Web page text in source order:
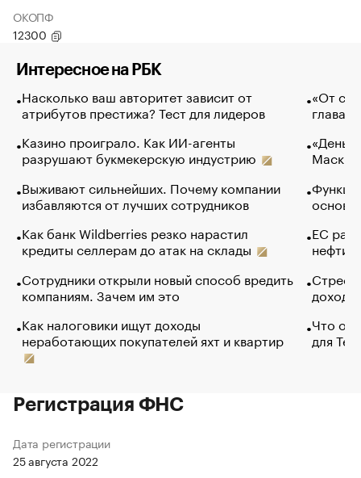
ОКОПФ
12300
Интересное на РБК
Насколько ваш авторитет зависит от
атрибутов престижа? Тест для лидеров
Казино проиграло. Как ИИ-агенты
разрушают букмекерскую индустрию
Выживают сильнейших. Почему компании
избавляются от лучших сотрудников
Как банк Wildberries резко нарастил
кредиты селлерам до атак на склады
Сотрудники открыли новый способ вредить
компаниям. Зачем им это
Как налоговики ищут доходы
неработающих покупателей яхт и квартир
«От
глава
Маск в
основ
ЕС
нефти
Что
для
Регистрация ФНС
Дата регистрации
25 августа 2022